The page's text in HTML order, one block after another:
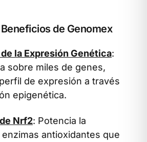
de Genomex
la Expresión Genética:
sobre miles de genes,
de expresión a través
epigenética.
Nrf2: Potencia la
antioxidantes que